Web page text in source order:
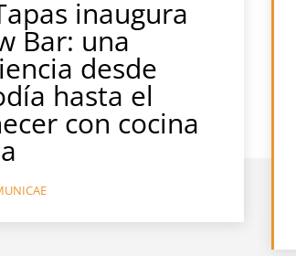
inaugura
Bar: una
desde
hasta el
con cocina